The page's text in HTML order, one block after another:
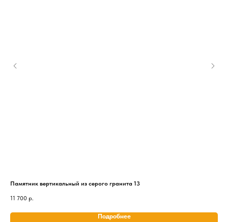
Памятник вертикальный из серого гранита 13
11 700 р.
Подробнее